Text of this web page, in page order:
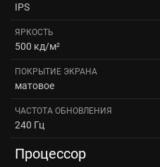
IPS
ЯРКОСТЬ
500 кд/м²
ПОКРЫТИЕ ЭКРАНА
матовое
ЧАСТОТА ОБНОВЛЕНИЯ
240 Гц
Процессор